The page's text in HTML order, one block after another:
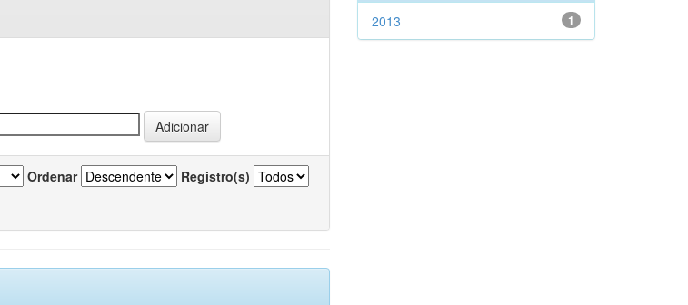
Ordenar Registro(s)
1
2013